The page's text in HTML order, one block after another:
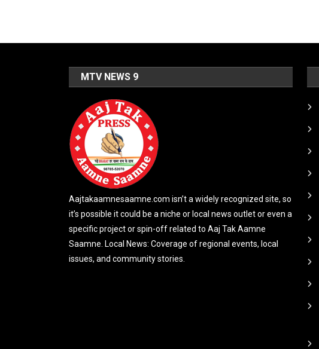
MTV NEWS 9
Aajtakaamnesaamne.com isn’t a widely recognized site, so
it’s possible it could be a niche or local news outlet or even a
specific project or spin-off related to Aaj Tak Aamne
Saamne. Local News: Coverage of regional events, local
issues, and community stories.